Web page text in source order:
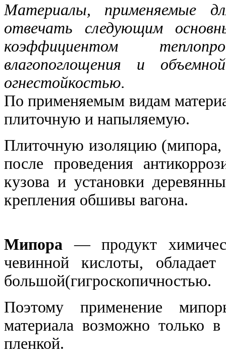
Материалы, применяемые
отвечать следующим
коэффициентом
влагопоглощения и
огнестойкостью.
По применяемым видам
плиточную и напыляемую.
Плиточную изоляцию (мипора,
после проведения
кузова и установки
крепления обшивы вагона.
Мипора — продукт
чевинной кислоты,
большой(гигроскопичностью.
Поэтому применение
материала возможно только
пленкой.